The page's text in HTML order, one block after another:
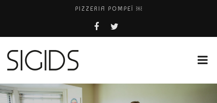
PIZZERIA POMPEÏ ￼
BELEEF DE MAGIE VAN FILM BIJ KINEPOLIS
FIETS WEG? BEL FIETSDEPOT AMSTERDAM!